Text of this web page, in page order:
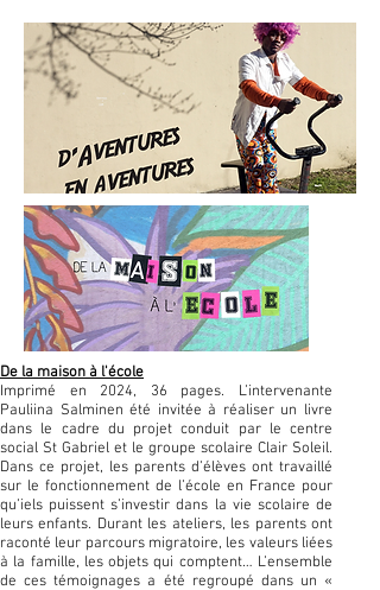
De la maison à l'école
Imprimé en 2024, 36 pages. L’intervenante
Pauliina Salminen été invitée à réaliser un livre
dans le cadre du projet conduit par le centre
social St Gabriel et le groupe scolaire Clair Soleil.
Dans ce projet, les parents d’élèves ont travaillé
sur le fonctionnement de l’école en France pour
qu’iels puissent s’investir dans la vie scolaire de
leurs enfants. Durant les ateliers, les parents ont
raconté leur parcours migratoire, les valeurs liées
à la famille, les objets qui comptent… L’ensemble
de ces témoignages a été regroupé dans un «